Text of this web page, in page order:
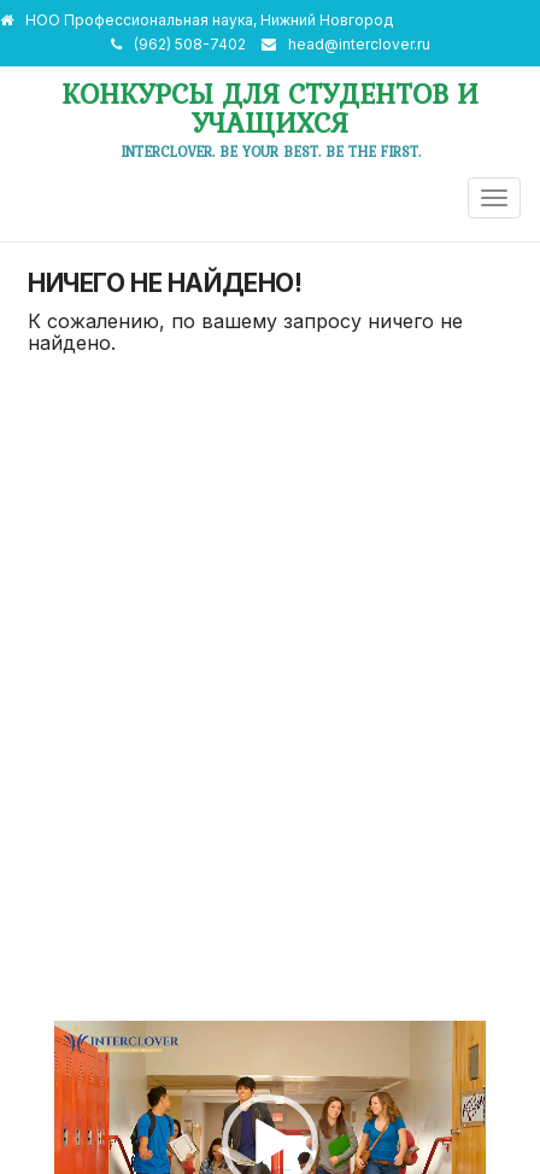
НОО Профессиональная наука, Нижний Новгород
(962) 508-7402
head@interclover.ru
КОНКУРСЫ ДЛЯ СТУДЕНТОВ И
УЧАЩИХСЯ
INTERCLOVER. BE YOUR BEST. BE THE FIRST.
НИЧЕГО НЕ НАЙДЕНО!
К сожалению, по вашему запросу ничего не
найдено.
Видеоплеер